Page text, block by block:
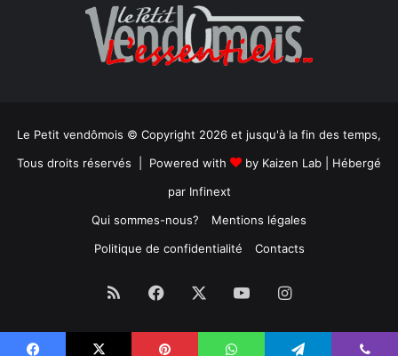
Le Petit vendômois © Copyright 2026 et jusqu'à la fin des temps,
Tous droits réservés | Powered with
by Kaizen Lab | Hébergé
par Infinext
Qui sommes-nous?
Mentions légales
Politique de confidentialité
Contacts
RSS Facebook YouTubeInstagram